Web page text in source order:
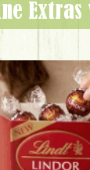
Extras